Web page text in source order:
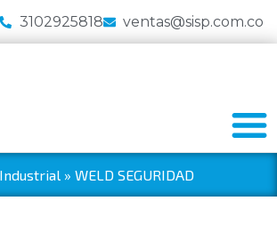
3102925818 ventas@sisp.com.co
» WELD SEGURIDAD